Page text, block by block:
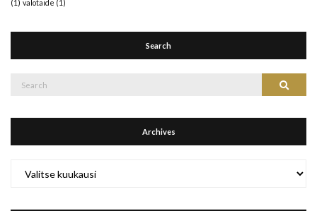
(1) valotaide (1)
Search
Search
Archives